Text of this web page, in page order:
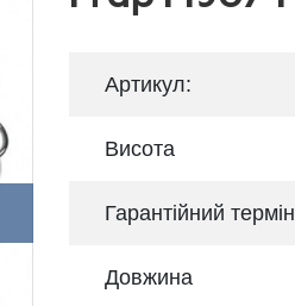
Артикул:
Висота
Гарантійний термін
Довжина